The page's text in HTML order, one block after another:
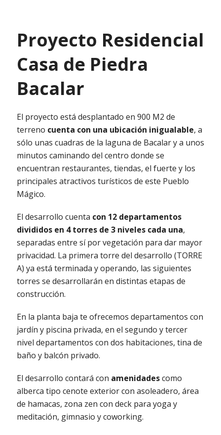
Proyecto Residencial
Casa de Piedra
Bacalar
El proyecto está desplantado en 900 M2 de
terreno cuenta con una ubicación inigualable, a
sólo unas cuadras de la laguna de Bacalar y a unos
minutos caminando del centro donde se
encuentran restaurantes, tiendas, el fuerte y los
principales atractivos turísticos de este Pueblo
Mágico.
El desarrollo cuenta con 12 departamentos
divididos en 4 torres de 3 niveles cada una,
separadas entre sí por vegetación para dar mayor
privacidad. La primera torre del desarrollo (TORRE
A) ya está terminada y operando, las siguientes
torres se desarrollarán en distintas etapas de
construcción.
En la planta baja te ofrecemos departamentos con
jardín y piscina privada, en el segundo y tercer
nivel departamentos con dos habitaciones, tina de
baño y balcón privado.
El desarrollo contará con amenidadescomo
alberca tipo cenote exterior con asoleadero, área
de hamacas, zona zen con deck para yoga y
meditación, gimnasio y coworking.